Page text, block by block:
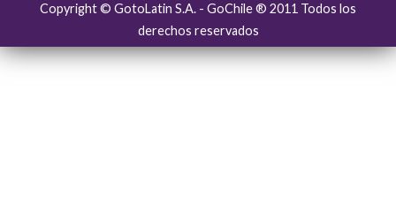
Copyright © GotoLatin S.A. - GoChile ® 2011 Todos los
derechos reservados